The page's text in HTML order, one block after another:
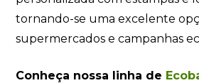
tornando-se uma excelente
supermercados e campanhas
Conheça nossa linha de